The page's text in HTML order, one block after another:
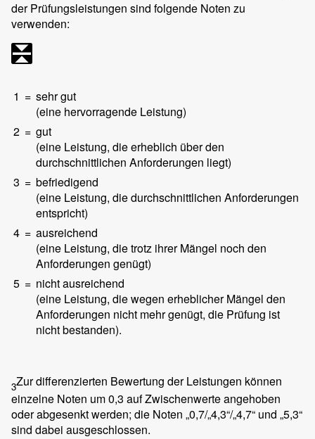
der Prüfungsleistungen sind folgende Noten zu
verwenden:
1 = sehr gut
(eine hervorragende Leistung)
2 = gut
(eine Leistung, die erheblich über den
durchschnittlichen Anforderungen liegt)
3 = befriedigend
(eine Leistung, die durchschnittlichen Anforderungen
entspricht)
4 = ausreichend
(eine Leistung, die trotz ihrer Mängel noch den
Anforderungen genügt)
5 = nicht ausreichend
(eine Leistung, die wegen erheblicher Mängel den
Anforderungen nicht mehr genügt, die Prüfung ist
nicht bestanden).
3Zur differenzierten Bewertung der Leistungen können
einzelne Noten um 0,3 auf Zwischenwerte angehoben
oder abgesenkt werden; die Noten „0,7/„4,3“/„4,7“ und „5,3“
sind dabei ausgeschlossen.